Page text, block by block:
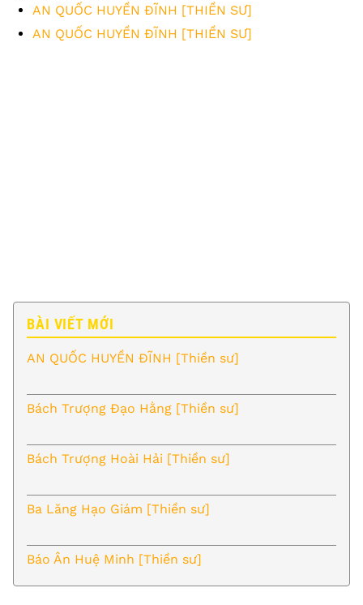
AN QUỐC HUYỀN ĐĨNH [THIỀN SƯ]
AN QUỐC HUYỀN ĐĨNH [THIỀN SƯ]
BÀI VIẾT MỚI
AN QUỐC HUYỀN ĐĨNH [Thiền sư]
Bách Trượng Đạo Hằng [Thiền sư]
Bách Trượng Hoài Hải [Thiền sư]
Ba Lăng Hạo Giám [Thiền sư]
Báo Ân Huệ Minh [Thiền sư]